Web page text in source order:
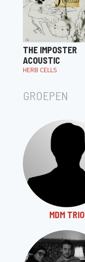
THE IMPOSTER
ACOUSTIC
HERB CELLS
GROEPEN
MDM TRIO